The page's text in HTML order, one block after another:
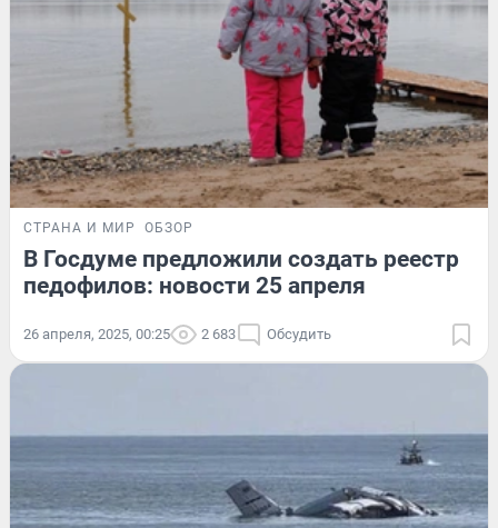
СТРАНА И МИР ОБЗОР
В Госдуме предложили создать реестр
педофилов: новости 25 апреля
26 апреля, 2025, 00:25 2 683 Обсудить